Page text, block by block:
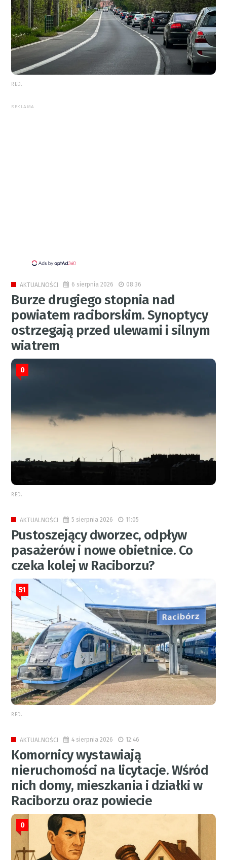
RED.
REKLAMA
AKTUALNOŚCI 6 sierpnia 2026 08:36
Burze drugiego stopnia nad
powiatem raciborskim. Synoptycy
ostrzegają przed ulewami i silnym
wiatrem
0
RED.
AKTUALNOŚCI 5 sierpnia 2026 11:05
Pustoszejący dworzec, odpływ
pasażerów i nowe obietnice. Co
czeka kolej w Raciborzu?
51
RED.
AKTUALNOŚCI 4 sierpnia 2026 12:46
Komornicy wystawiają
nieruchomości na licytacje. Wśród
nich domy, mieszkania i działki w
Raciborzu oraz powiecie
0